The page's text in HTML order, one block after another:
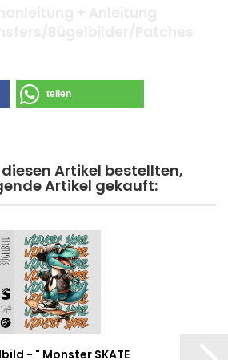
teilen
Artikel bestellten,
Artikel gekauft:
- " Monster SKATE